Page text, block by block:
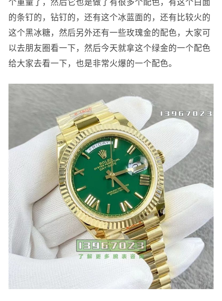
个重量了，然后它也是做了有很多个配色，有这个白面
的条钉的，钻钉的，还有这个冰蓝面的，还有比较火的
这个黑冰糖，然后另外还有一些玫瑰金的配色，大家可
以去朋友圈看一下，然后今天就拿这个绿金的一个配色
给大家去看一下，也是非常火爆的一个配色。